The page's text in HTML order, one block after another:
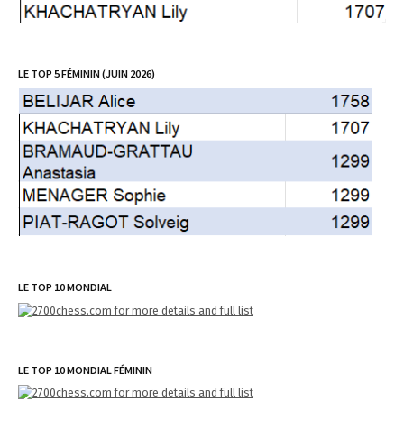
LE TOP 5 FÉMININ (JUIN 2026)
LE TOP 10 MONDIAL
LE TOP 10 MONDIAL FÉMININ